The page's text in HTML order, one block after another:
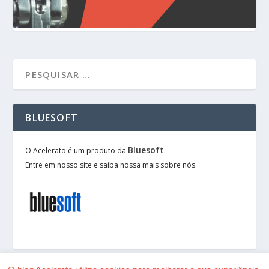
BLUESOFT
O Acelerato é um produto da Bluesoft.
Entre em nosso site e saiba nossa mais sobre nós.